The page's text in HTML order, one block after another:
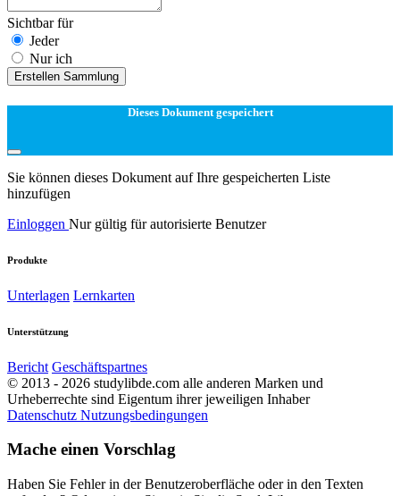
Sichtbar für
Jeder
Nur ich
Erstellen Sammlung
Dieses Dokument gespeichert
Sie können dieses Dokument auf Ihre gespeicherten Liste
hinzufügen
Einloggen Nur gültig für autorisierte Benutzer
Produkte
Unterlagen Lernkarten
Unterstützung
Bericht Geschäftspartnes
© 2013 - 2026 studylibde.com alle anderen Marken und
Urheberrechte sind Eigentum ihrer jeweiligen Inhaber
Datenschutz Nutzungsbedingungen
Mache einen Vorschlag
Haben Sie Fehler in der Benutzeroberfläche oder in den Texten